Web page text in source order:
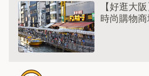
【好逛大
時尚購物